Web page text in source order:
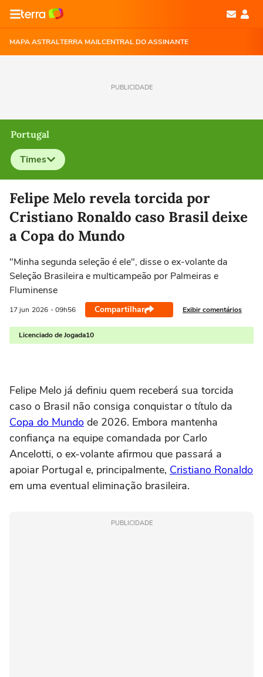
MAPA ASTRALTERRA MAILCENTRAL DO ASSINANTE
PUBLICIDADE
Portugal
Times
Selecione o time para ver as notícias
Felipe Melo revela torcida por
Cristiano Ronaldo caso Brasil deixe
a Copa do Mundo
"Minha segunda seleção é ele", disse o ex-volante da
Seleção Brasileira e multicampeão por Palmeiras e
Fluminense
17 jun 2026 - 09h56 Compartilhar Exibir comentários
Licenciado de Jogada10
Felipe Melo já definiu quem receberá sua torcida
caso o Brasil não consiga conquistar o título da
Copa do Mundo de 2026. Embora mantenha
confiança na equipe comandada por Carlo
Ancelotti, o ex-volante afirmou que passará a
apoiar Portugal e, principalmente, Cristiano Ronaldo
em uma eventual eliminação brasileira.
PUBLICIDADE